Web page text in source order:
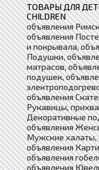
ТОВАРЫ ДЛЯ
CHILDREN
объявления
объявления
и покрывала,
Подушки,
матрасов,
подушек,
объявления
Рукавицы,
Декоративные
объявления
Мужские халаты,
объявления
объявления
объявления